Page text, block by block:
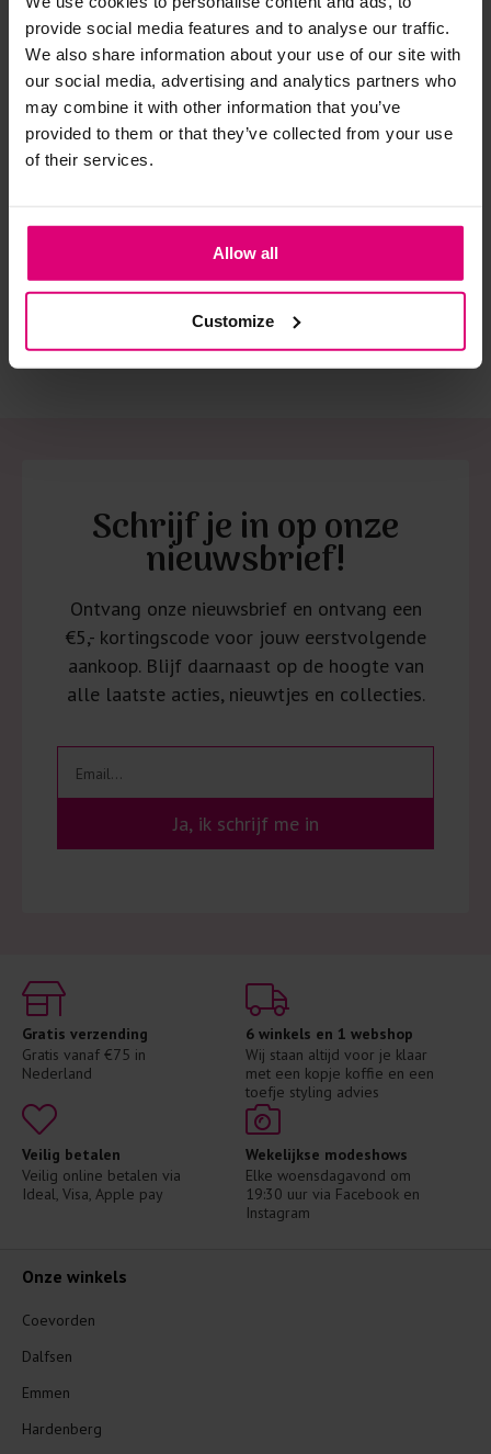
provide social media features and to analyse our traffic.
We also share information about your use of our site with
our social media, advertising and analytics partners who
may combine it with other information that you’ve
provided to them or that they’ve collected from your use
of their services.
Allow all
Customize
Strijkijzer/droogtrommel:
Kledingstukken met elastine zijn niet bestand tegen de hitte
van het strijkijzer en/of de droogtrommel. Ook in veel
spijkerbroeken is elastine (stretch) verwerkt en mogen dus
Schrijf je in op onze
nieuwsbrief!
Ontvang onze nieuwsbrief en ontvang een
€5,- kortingscode voor jouw eerstvolgende
aankoop. Blijf daarnaast op de hoogte van
alle laatste acties, nieuwtjes en collecties.
Ja, ik schrijf me in
Gratis verzending
Gratis vanaf €75 in
Nederland
6 winkels en 1 webshop
Wij staan altijd voor je klaar
met een kopje koffie en een
toefje styling advies
Veilig betalen
Veilig online betalen via
Ideal, Visa, Apple pay
Wekelijkse modeshows
Elke woensdagavond om
19:30 uur via Facebook en
Instagram
Onze winkels
Coevorden
Dalfsen
Emmen
Hardenberg